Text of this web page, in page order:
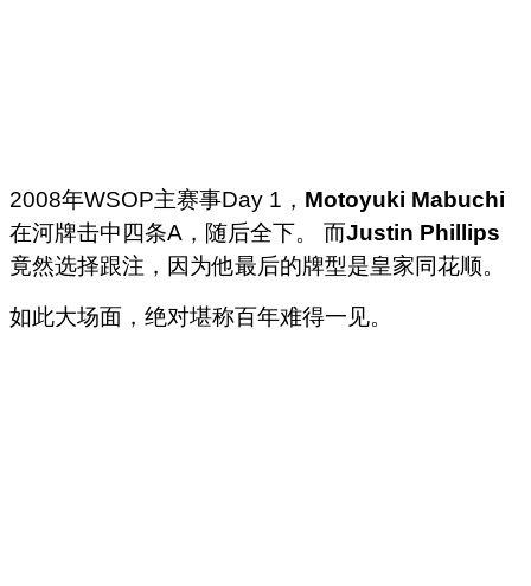
2008年WSOP主赛事Day 1， Motoyuki Mabuchi
在河牌击中四条A，随后全下。 而Justin Phillips
竟然选择跟注，因为他最后的牌型是皇家同花顺。
如此大场面，绝对堪称百年难得一见。